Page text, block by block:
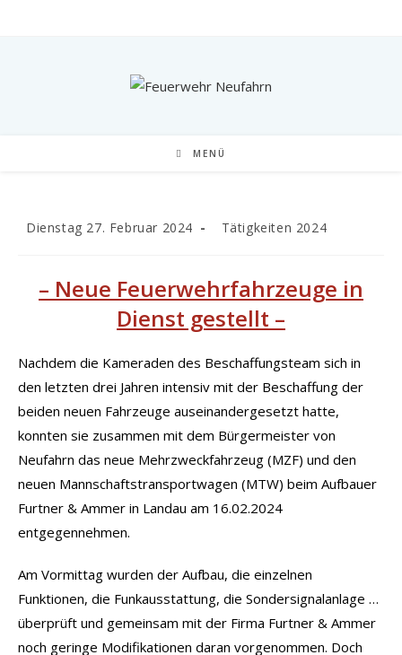
MENÜ
Beitrag
veröffentlicht:
Dienstag 27. Februar 2024
Beitrags-
Kategorie:
Tätigkeiten 2024
– Neue Feuerwehrfahrzeuge in
Dienst gestellt –
Nachdem die Kameraden des Beschaffungsteam sich in
den letzten drei Jahren intensiv mit der Beschaffung der
beiden neuen Fahrzeuge auseinandergesetzt hatte,
konnten sie zusammen mit dem Bürgermeister von
Neufahrn das neue Mehrzweckfahrzeug (MZF) und den
neuen Mannschaftstransportwagen (MTW) beim Aufbauer
Furtner & Ammer in Landau am 16.02.2024
entgegennehmen.
Am Vormittag wurden der Aufbau, die einzelnen
Funktionen, die Funkausstattung, die Sondersignalanlage …
überprüft und gemeinsam mit der Firma Furtner & Ammer
noch geringe Modifikationen daran vorgenommen. Doch